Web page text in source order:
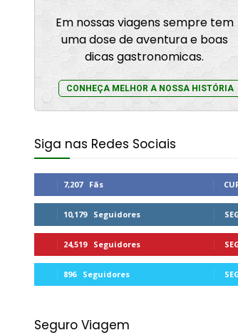
Em nossas viagens sempre tem
uma dose de aventura e boas
dicas gastronomicas.
CONHEÇA MELHOR A NOSSA HISTÓRIA
Siga nas Redes Sociais
7,207 Fãs
10,179 Seguidores
24,519 Seguidores
896 Seguidores
Seguro Viagem